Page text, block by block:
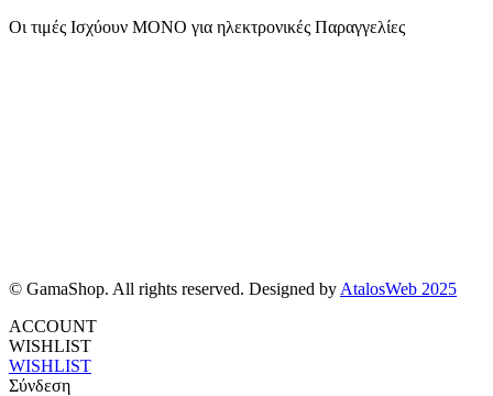
Οι τιμές Ισχύουν ΜΟΝΟ για ηλεκτρονικές Παραγγελίες
© GamaShop. All rights reserved. Designed by AtalosWeb 2025
ACCOUNT
WISHLIST
WISHLIST
Σύνδεση